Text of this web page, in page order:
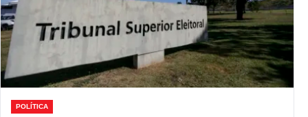
POLÍTICA